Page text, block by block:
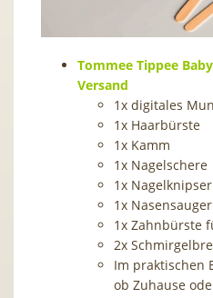
Tommee Tippee
Versand
1x digitales
1x Haarbürste
1x Kamm
1x Nagelschere
1x Nagelknipser
1x Nasensauger
1x Zahnbürste
2x
Im praktischen
ob Zuhause